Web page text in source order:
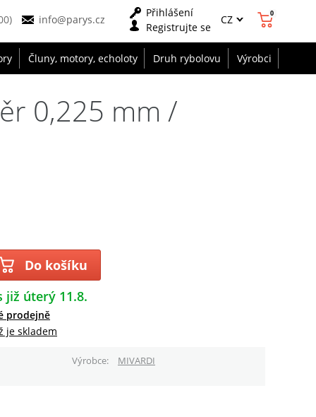
info@parys.cz
Přihlášení
Registrujte se
CZ 0
Čluny, motory, echoloty Druh rybolovu Výrobci
0,225 mm /
Do košíku
již úterý 11.8.
prodejně
je skladem
Výrobce
MIVARDI